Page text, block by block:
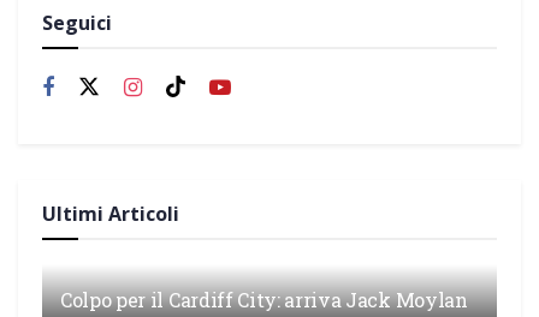
Seguici
Ultimi Articoli
Colpo per il Cardiff City: arriva Jack Moylan